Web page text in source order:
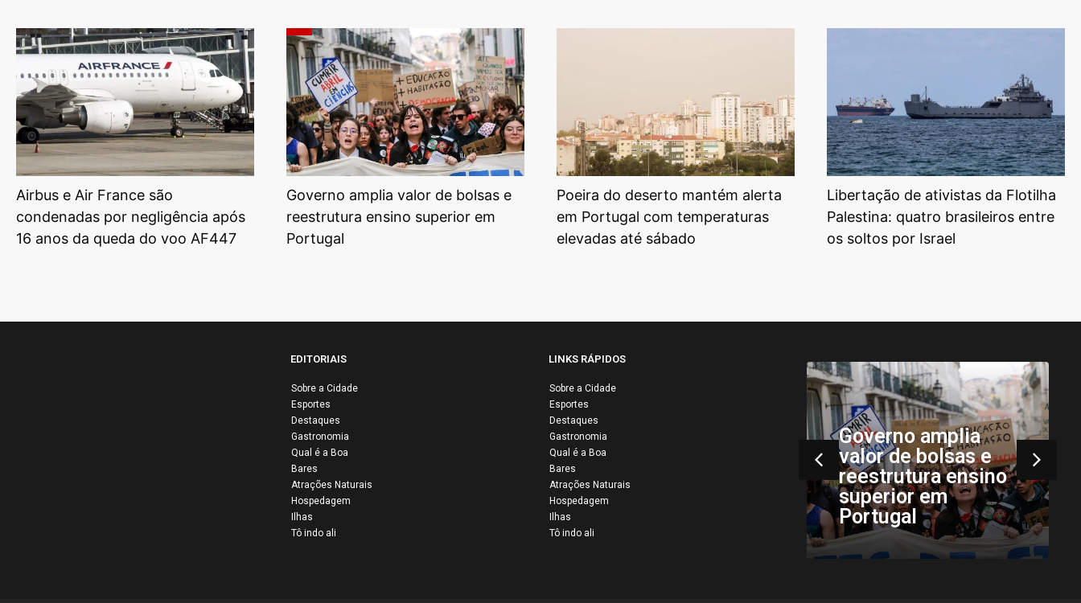
Airbus e Air France são
condenadas por negligência após
16 anos da queda do voo AF447
Governo amplia valor de bolsas e
reestrutura ensino superior em
Portugal
Poeira do deserto mantém alerta
em Portugal com temperaturas
elevadas até sábado
Libertação de ativistas da Flotilha
Palestina: quatro brasileiros entre
os soltos por Israel
EDITORIAIS
Sobre a Cidade
Esportes
Destaques
Gastronomia
Qual é a Boa
Bares
Atrações Naturais
Hospedagem
Ilhas
Tô indo ali
LINKS RÁPIDOS
Sobre a Cidade
Esportes
Destaques
Gastronomia
Qual é a Boa
Bares
Atrações Naturais
Hospedagem
Ilhas
Tô indo ali
Libertação de
ativistas da Flotilha
Palestina: quatro
brasileiros entre os
Airbus e Air France
são condenadas
por negligência
após 16 anos da
queda do voo
Governo amplia
valor de bolsas e
reestrutura ensino
superior em
Portugal